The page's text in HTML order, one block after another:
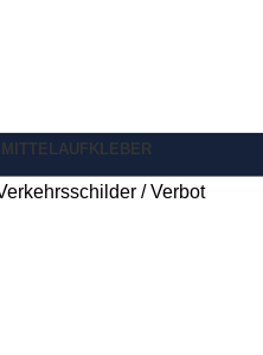
AUFKLEBER
Verbot